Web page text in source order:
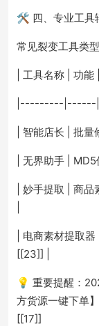
🛠️ 四、专业工具
常见裂变工具类型
| 工具名称 | 功能
|---------|------
| 智能店长 | 批
| 无界助手 |
| 妙手提取 | 商
| 电商素材提取
[[23]] |
💡 重要提醒：
方货源一键下单
[[17]]